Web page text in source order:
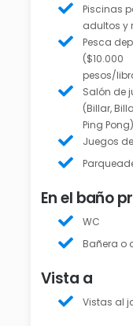
Piscinas
adultos y
Pesca
($10.000
pesos/
Salón de
(Billar,
Ping Pong)
Juegos
En el baño
WC
Bañera o
Vista a
Vistas al